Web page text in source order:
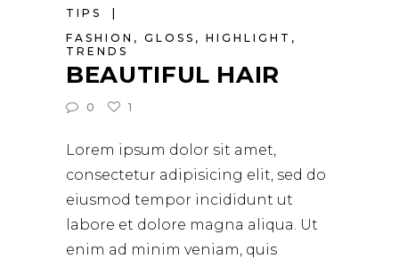
TIPS
FASHION , GLOSS , HIGHLIGHT ,
TRENDS
BEAUTIFUL HAIR
0 1
Lorem ipsum dolor sit amet,
consectetur adipisicing elit, sed do
eiusmod tempor incididunt ut
labore et dolore magna aliqua. Ut
enim ad minim veniam, quis